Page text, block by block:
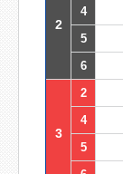
2
4
5
6
3
2
4
5